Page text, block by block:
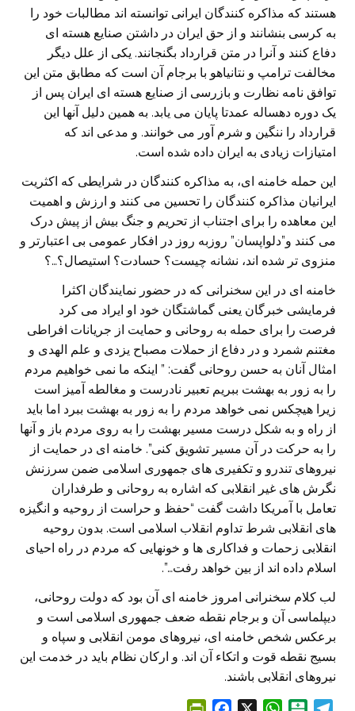
هستند که مذاکره کنندگان ایرانی توانسته اند مطالبات خود را
به کرسی بنشانند و از حق ایران در داشتن صنایع هسته ای
دفاع کنند و آنرا در متن قرارداد بگنجانند. یکی از علل دیگر
مخالفت ترامپ و نتانیاهو با برجام آن است که مطابق متن این
توافق نامه نظارت و بازرسی از صنایع هسته ای ایران پس از
یک دوره دهساله عمدتا پایان می یابد. به همین دلیل آنها این
قرارداد را ننگین و شرم آور می خوانند. و مدعی اند که
امتیازات زیادی به ایران داده شده است.
این حمله خامنه ای، به مذاکره کنندگان در شرایطی که اکثریت
ایرانیان مذاکره کنندگان را تحسین می کنند و ارزش و اهمیت
این معاهده را برای اجتناب از تحریم و جنگ بیش از پیش درک
می کنند و”دلواپسان” روزبه روز در افکار عمومی بی اعتبارتر و
منزوی تر شده اند، نشانه چیست؟ حسادت؟ استیصال؟…؟
خامنه ای در این سخنرانی که در حضور نمایندگان اکثرا
فرمایشی خبرگان یعنی گماشتگان خود او ایراد می کرد
فرصت را برای حمله به روحانی و حمایت از جریانات افراطی
مغتنم شمرد و در دفاع از حملات مصباح یزدی و علم الهدی و
امثال آنان به حسن روحانی گفت: ” اینکه ما نمی خواهیم مردم
را به زور به بهشت ببریم تعبیر نادرست و مغالطه آمیز است
زیرا هیچکس نمی خواهد مردم را به زور به بهشت ببرد اما باید
از راه و به شکل درست مسیر بهشت را به روی مردم باز و آنها
را به حرکت در آن مسیر تشویق کنی”. خامنه ای در حمایت از
نیروهای تندرو و تکفیری های جمهوری اسلامی ضمن سرزنش
نگرش های غیر انقلابی که اشاره به روحانی و طرفداران
تعامل با آمریکا داشت گفت “حفظ و حراست از روحیه و انگیزه
های انقلابی شرط تداوم انقلاب اسلامی است. بدون روحیه
انقلابی زحمات و فداکاری ها و خونهایی که مردم در راه احیای
اسلام داده اند از بین خواهد رفت…”.
لب کلام سخنرانی امروز خامنه ای آن بود که دولت روحانی،
دیپلماسی آن و برجام نقطه ضعف جمهوری اسلامی است و
برعکس شخص خامنه ای، نیروهای مومن انقلابی و سپاه و
بسیج نقطه قوت و اتکاء آن اند. و ارکان نظام باید در خدمت این
نیروهای انقلابی باشند.